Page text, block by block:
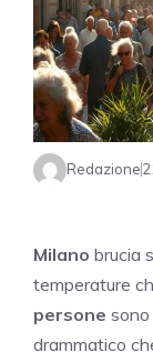
Redazione
Milano brucia
temperature
persone sono
drammatico